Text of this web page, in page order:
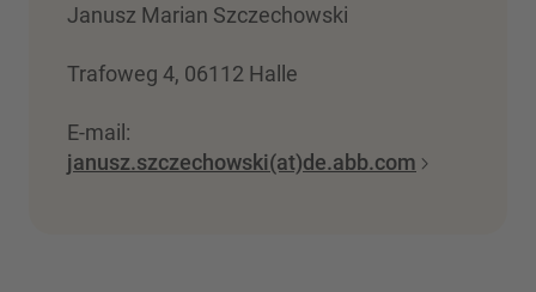
Janusz Marian Szczechowski
Trafoweg 4, 06112 Halle
E-mail:
janusz.szczechowski(at)de.abb.com